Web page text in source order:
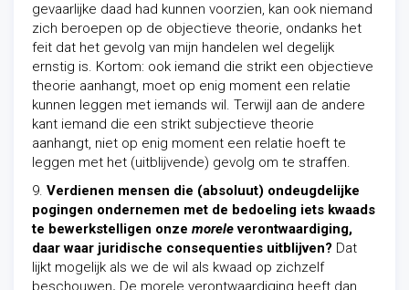
gevaarlijke daad had kunnen voorzien, kan ook niemand
zich beroepen op de objectieve theorie, ondanks het
feit dat het gevolg van mijn handelen wel degelijk
ernstig is. Kortom: ook iemand die strikt een objectieve
theorie aanhangt, moet op enig moment een relatie
kunnen leggen met iemands wil. Terwijl aan de andere
kant iemand die een strikt subjectieve theorie
aanhangt, niet op enig moment een relatie hoeft te
leggen met het (uitblijvende) gevolg om te straffen.
9. Verdienen mensen die (absoluut) ondeugdelijke
pogingen ondernemen met de bedoeling iets kwaads
te bewerkstelligen onze moreleverontwaardiging,
daar waar juridische consequenties uitblijven? Dat
lijkt mogelijk als we de wil als kwaad op zichzelf
beschouwen. De morele verontwaardiging heeft dan